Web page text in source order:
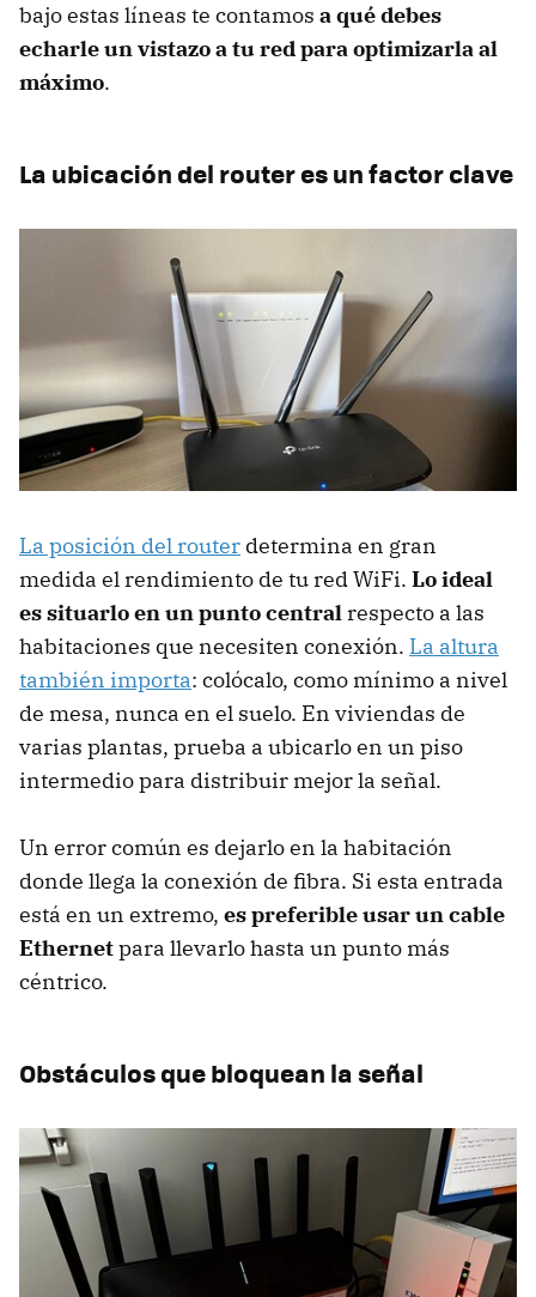
bajo estas líneas te contamos a qué debes
echarle un vistazo a tu red para optimizarla al
máximo.
La ubicación del router es un factor clave
La posición del router determina en gran
medida el rendimiento de tu red WiFi. Lo ideal
es situarlo en un punto central respecto a las
habitaciones que necesiten conexión. La altura
también importa: colócalo, como mínimo a nivel
de mesa, nunca en el suelo. En viviendas de
varias plantas, prueba a ubicarlo en un piso
intermedio para distribuir mejor la señal.
Un error común es dejarlo en la habitación
donde llega la conexión de fibra. Si esta entrada
está en un extremo, es preferible usar un cable
Ethernetpara llevarlo hasta un punto más
céntrico.
Obstáculos que bloquean la señal